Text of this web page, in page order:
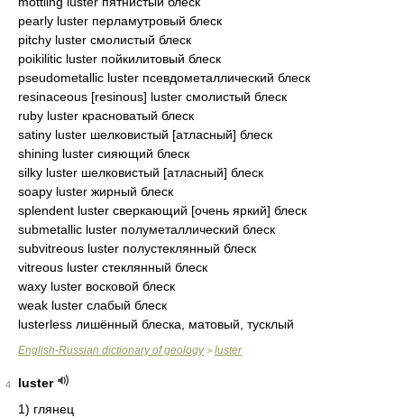
pearly luster перламутровый блеск
pitchy luster смолистый блеск
poikilitic luster пойкилитовый блеск
pseudometallic luster псевдометаллический блеск
resinaceous [resinous] luster смолистый блеск
ruby luster красноватый блеск
satiny luster шелковистый [атласный] блеск
shining luster сияющий блеск
silky luster шелковистый [атласный] блеск
soapy luster жирный блеск
splendent luster сверкающий [очень яркий] блеск
submetallic luster полуметаллический блеск
subvitreous luster полустеклянный блеск
vitreous luster стеклянный блеск
waxy luster восковой блеск
weak luster слабый блеск
lusterless лишённый блеска, матовый, тусклый
English-Russian dictionary of geology> luster
4
luster
1) глянец